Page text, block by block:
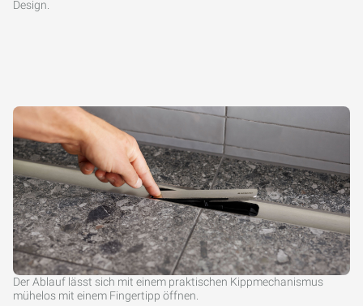
Design.
Der Ablauf lässt sich mit einem praktischen Kippmechanismus
mühelos mit einem Fingertipp öffnen.